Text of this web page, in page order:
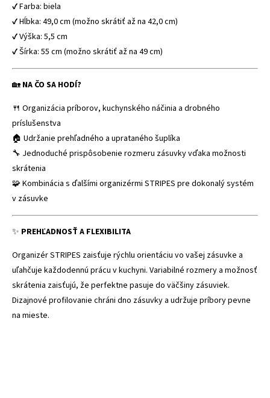
✔ Farba: biela
✔ Hĺbka: 49,0 cm (možno skrátiť až na 42,0 cm)
✔ Výška: 5,5 cm
✔ Šírka: 55 cm (možno skrátiť až na 49 cm)
🏡 NA ČO SA HODÍ?
🍴 Organizácia príborov, kuchynského náčinia a drobného
príslušenstva
🏠 Udržanie prehľadného a uprataného šuplíka
🔧 Jednoduché prispôsobenie rozmeru zásuvky vďaka možnosti
skrátenia
🧩 Kombinácia s ďalšími organizérmi STRIPES pre dokonalý systém
v zásuvke
✨ PREHĽADNOSŤ A FLEXIBILITA
Organizér STRIPES zaisťuje rýchlu orientáciu vo vašej zásuvke a
uľahčuje každodennú prácu v kuchyni. Variabilné rozmery a možnosť
skrátenia zaisťujú, že perfektne pasuje do väčšiny zásuviek.
Dizajnové profilovanie chráni dno zásuvky a udržuje príbory pevne
na mieste.